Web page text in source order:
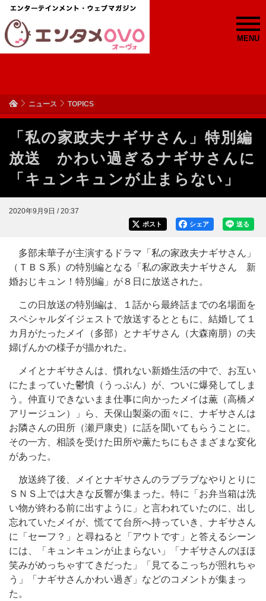
MENU
ニュース TOPICS
「私の家政夫ナギサさん」特別編
放送 かわい過ぎるナギサさんに
「キュンキュンが止まらない」
2020年9月9日 / 20:37
送る
シェア
ポスト
多部未華子が主演するドラマ「私の家政夫ナギサさん」
（ＴＢＳ系）の特別編となる「私の家政夫ナギサさん 新
婚おじキュン！特別編」が８日に放送された。
この日放送の特別編は、１話から最終話までの名場面を
スペシャルダイジェストで放送するとともに、結婚して１
カ月がたったメイ（多部）とナギサさん（大森南朋）の夫
婦げんかの様子が描かれた。
メイとナギサさんは、慣れない新婚生活の中で、お互い
にたまっていた鬱憤（うっぷん）が、ついに爆発してしま
う。仲直りできないまま仕事に向かったメイは薫（高橋メ
アリージュン）」ら、天保山製薬の面々に、ナギサさんは
お隣さんの田所（瀬戸康史）に話を聞いてもらうことに。
その一方、相談を受けた田所や薫たちにもさまざまな変化
があった。
放送終了後、メイとナギサさんのラブラブなやりとりに
ＳＮＳ上では大きな反響が集まった。特に「お弁当箱は洗
い物が終わる前に出すように」と言われていたのに、出し
忘れていたメイが、慌てて台所へ持っていき、ナギサさん
に「セーフ？」と尋ねると「アウトです」と答えるシーン
には、「キュンキュンが止まらない」「ナギサさんのほほ
笑みがめっちゃすてきだった」「見てるこっちが照れちゃ
う」「ナギサさんかわい過ぎ」などのコメントが集まっ
た。